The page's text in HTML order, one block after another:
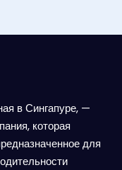
в Сингапуре, —
которая
для